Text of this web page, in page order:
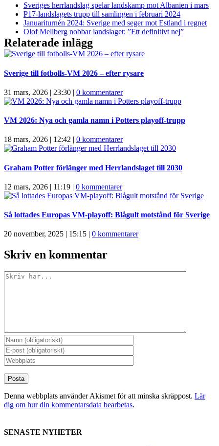
Sveriges herrlandslag spelar landskamp mot Albanien i mars
P17-landslagets trupp till samlingen i februari 2024
Januariturnén 2024: Sverige med seger mot Estland i regnet
Olof Mellberg nobbar landslaget: ”Ett definitivt nej”
Relaterade inlägg
Sverige till fotbolls-VM 2026 – efter rysare
31 mars, 2026 | 23:30 | 0 kommentarer
VM 2026: Nya och gamla namn i Potters playoff-trupp
18 mars, 2026 | 12:42 | 0 kommentarer
Graham Potter förlänger med Herrlandslaget till 2030
12 mars, 2026 | 11:19 | 0 kommentarer
Så lottades Europas VM-playoff: Blågult motstånd för Sverige
20 november, 2025 | 15:15 | 0 kommentarer
Skriv en kommentar
Kommentar
Denna webbplats använder Akismet för att minska skräppost. Lär
dig om hur din kommentarsdata bearbetas.
SENASTE NYHETER